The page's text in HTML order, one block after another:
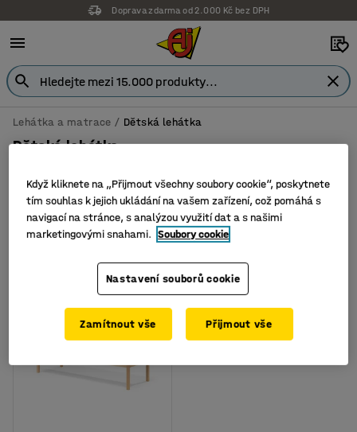
Doprava zdarma od 2.000 Kč bez DPH
Lehátka a matrace Dětská lehátka
Dětská lehátka
Filtr Seřadit
Když kliknete na „Přijmout všechny soubory cookie“, poskytnete
tím souhlas k jejich ukládání na vašem zařízení, což pomáhá s
navigací na stránce, s analýzou využití dat a s našimi
marketingovými snahami. Soubory cookie
Nastavení souborů cookie
Zamítnout vše Přijmout vše